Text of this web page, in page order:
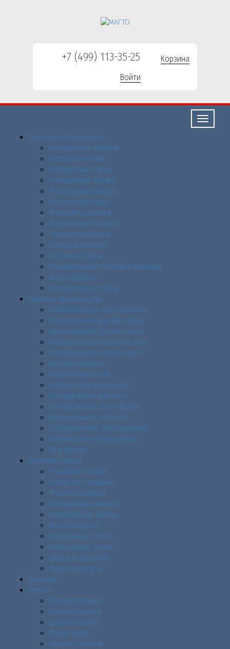
+7 (499) 113-35-25
Корзина
Войти
Свернуть/
Торговое оборудованиe
Холодильные витрины
Тепловые витрины
Холодильные горки
Холодильные шкафы
Морозильные шкафы
Морозильные лари
Торговые стеллажи
Морозильные бонеты
Торговые прилавки
Торговые витрины
Кассовые боксы
Покупательские тележки и корзинки
Весы торговые
Торговые аксессуары
Пищевое производство
Хлебопекарное оборудование
Оборудование для фастфуда
Оборудование горячего цеха
Оборудование холодного цеха
Оборудование мясного цеха
Цех при магазине
Мини производства
Буфетное оборудование
Оборудование для бара
Оборудование для кофейни
Оборудование столовой
Посудомоечное оборудование
Нейтральное оборудование
БУ и Уценка
Хранение товара
Грузовые тележки
Складские стеллажи
Термоконтейнеры
Холодильные камеры
Охлаждаемые шкафы
Весы складские
Холодильные столы
Морозильные столы
Лари для хранения
Льдогенераторы
Доставка
Проект
Проект магазина
Проекты рынков
Проект пекарни
Проект кафе
Проект столовой